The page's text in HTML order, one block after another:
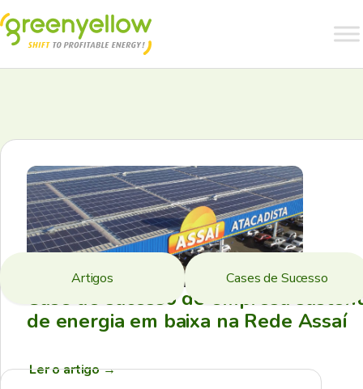
Case de sucesso de empresa
de energia em baixa na Rede Assaí
Ler o artigo→
Artigos Cases de Sucesso